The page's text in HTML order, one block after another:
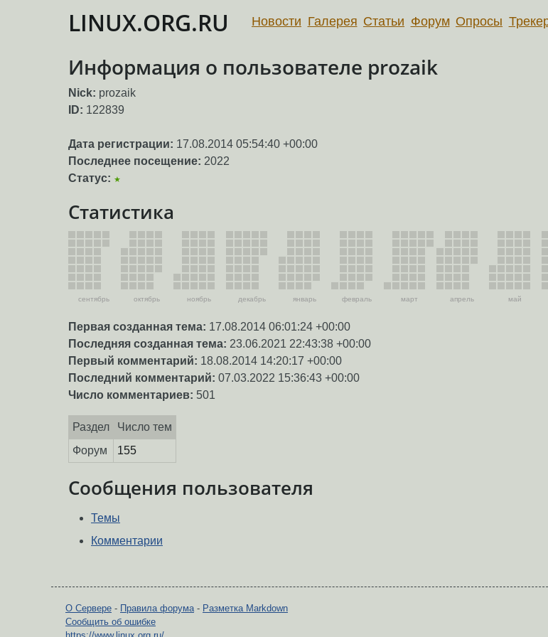
LINUX.ORG.RU Новости Галерея Статьи Форум Опросы
Информация о пользователе prozaik
Nick: prozaik
ID: 122839
Дата регистрации: 17.08.2014 05:54:40 +00:00
Последнее посещение: 2022
Статус: ★
Статистика
сентябрь октябрь ноябрь декабрь январь февраль март апрель май
Первая созданная тема: 17.08.2014 06:01:24 +00:00
Последняя созданная тема: 23.06.2021 22:43:38 +00:00
Первый комментарий: 18.08.2014 14:20:17 +00:00
Последний комментарий: 07.03.2022 15:36:43 +00:00
Число комментариев: 501
Раздел
Число тем
Форум
155
Сообщения пользователя
Темы
Комментарии
О Сервере - Правила форума- Разметка Markdown
Сообщить об ошибке